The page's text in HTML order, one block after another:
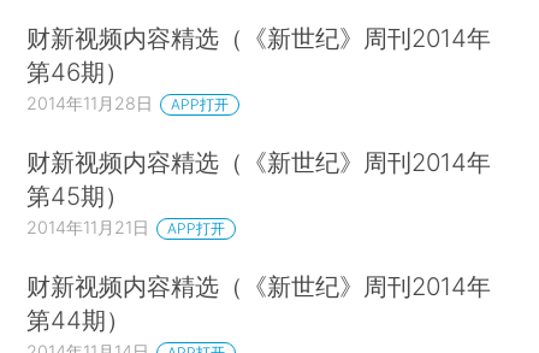
财新视频内容精选（《新世纪》周刊2014年
第46期）
2014年11月28日 APP打开
财新视频内容精选（《新世纪》周刊2014年
第45期）
2014年11月21日 APP打开
财新视频内容精选（《新世纪》周刊2014年
第44期）